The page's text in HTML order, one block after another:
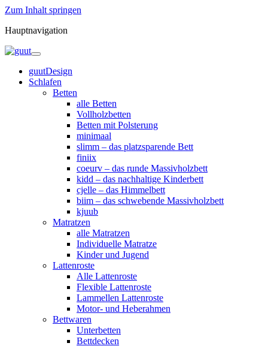
Zum Inhalt springen
Hauptnavigation
guutDesign
Schlafen
Betten
alle Betten
Vollholzbetten
Betten mit Polsterung
minimaal
slimm – das platzsparende Bett
finiix
coeurv – das runde Massivholzbett
kidd – das nachhaltige Kinderbett
cjelle – das Himmelbett
biim – das schwebende Massivholzbett
kjuub
Matratzen
alle Matratzen
Individuelle Matratze
Kinder und Jugend
Lattenroste
Alle Lattenroste
Flexible Lattenroste
Lammellen Lattenroste
Motor- und Heberahmen
Bettwaren
Unterbetten
Bettdecken